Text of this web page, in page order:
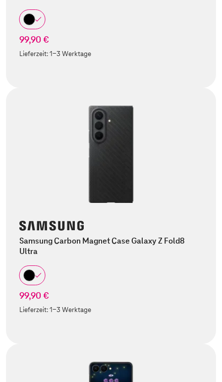
99,90 €
Lieferzeit:1-3 Werktage
Samsung Carbon Magnet Case Galaxy Z Fold8
Ultra
99,90 €
Lieferzeit:1-3 Werktage